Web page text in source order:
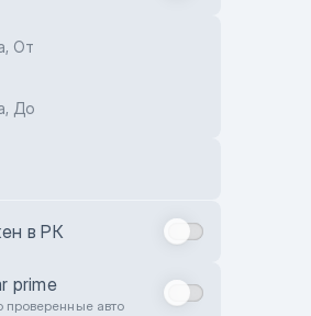
От
До
в РК
prime
проверенные авто